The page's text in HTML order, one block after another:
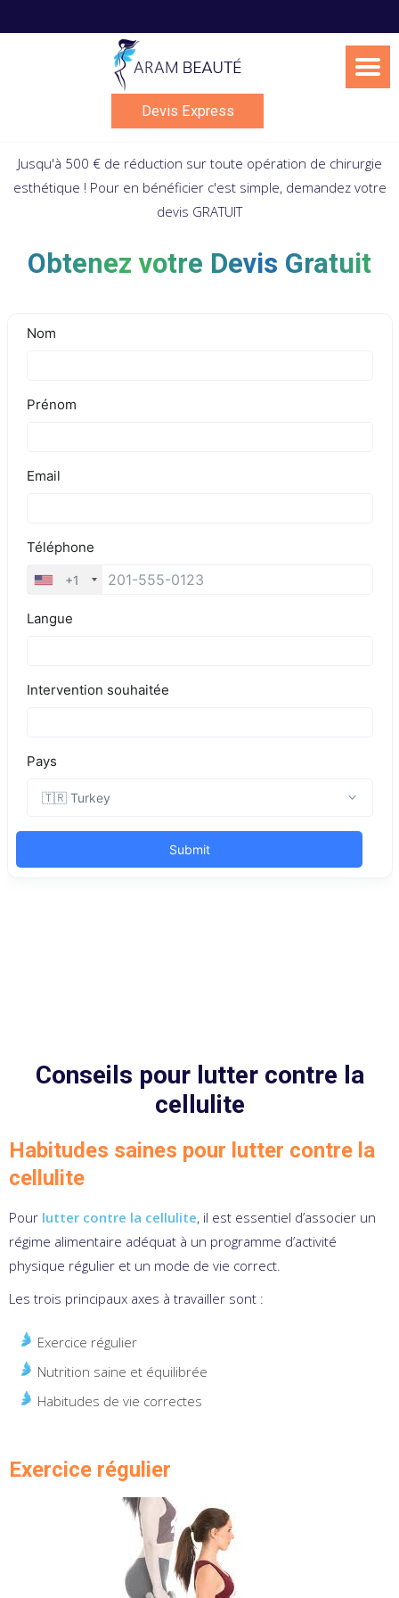
to
Devis Express
Jusqu'à 500 € de réduction sur toute opération de chirurgie
esthétique ! Pour en bénéficier c'est simple, demandez votre
devis GRATUIT
Obtenez votre Devis Gratuit
Conseils pour lutter contre la
cellulite
Habitudes saines pour lutter contre la
cellulite
Pour lutter contre la cellulite, il est essentiel d’associer un
régime alimentaire adéquat à un programme d’activité
physique régulier et un mode de vie correct.
Les trois principaux axes à travailler sont :
Exercice régulier
Nutrition saine et équilibrée
Habitudes de vie correctes
Exercice régulier